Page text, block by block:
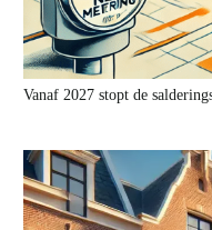
Vanaf 2027 stopt de